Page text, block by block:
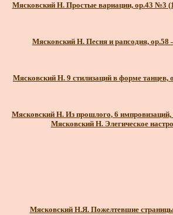
Мясковский Н. Простые вариации, ор.43 №3
Мясковский Н. Песня и рапсодия, ор.58
Мясковский Н. 9 стилизаций в форме танцев,
Мясковский Н. Из прошлого, 6
Мясковский Н. Элегическое
Мясковский Н.Я. Пожелтевшие